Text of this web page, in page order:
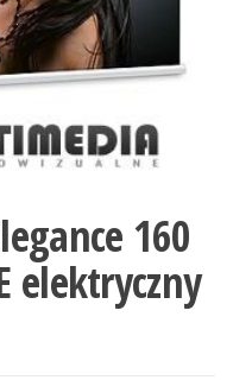
160
elektryczny